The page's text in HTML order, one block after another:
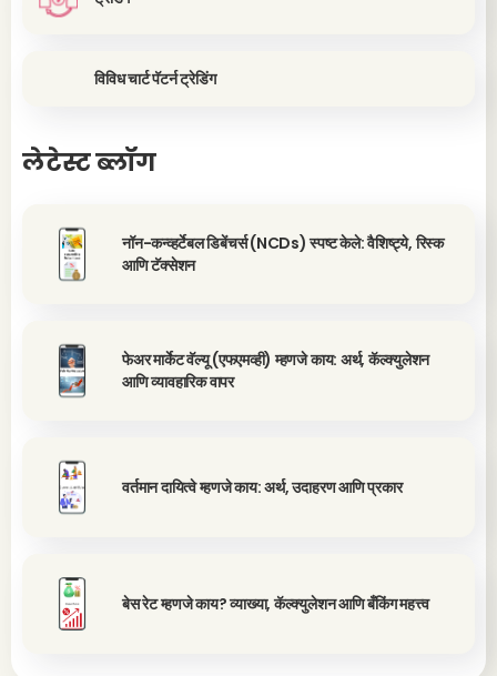
विविध चार्ट पॅटर्न ट्रेडिंग
लेटेस्ट ब्लॉग
नॉन-कन्व्हर्टेबल डिबेंचर्स (NCDs) स्पष्ट केले: वैशिष्ट्ये, रिस्क
आणि टॅक्सेशन
फेअर मार्केट वॅल्यू (एफएमव्ही) म्हणजे काय: अर्थ, कॅल्क्युलेशन
आणि व्यावहारिक वापर
वर्तमान दायित्वे म्हणजे काय: अर्थ, उदाहरण आणि प्रकार
बेस रेट म्हणजे काय? व्याख्या, कॅल्क्युलेशन आणि बँकिंग महत्त्व